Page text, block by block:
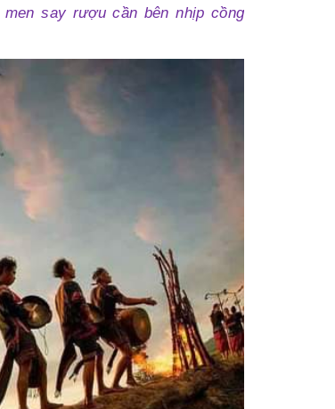
say rượu cần bên nhịp cồng